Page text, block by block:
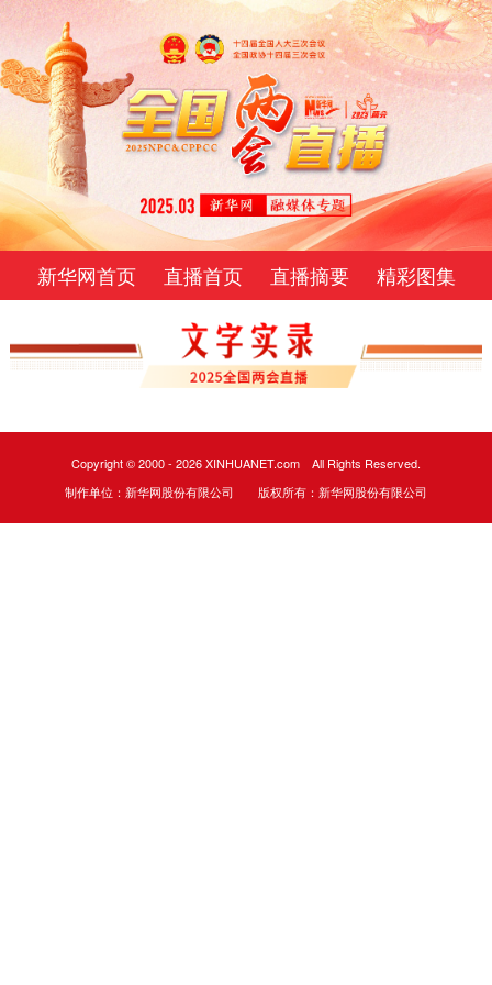
新华网首页 直播首页 直播摘要 精彩图集
Copyright © 2000 - 2026 XINHUANET.com All Rights Reserved.
制作单位：新华网股份有限公司 版权所有：新华网股份有限公司